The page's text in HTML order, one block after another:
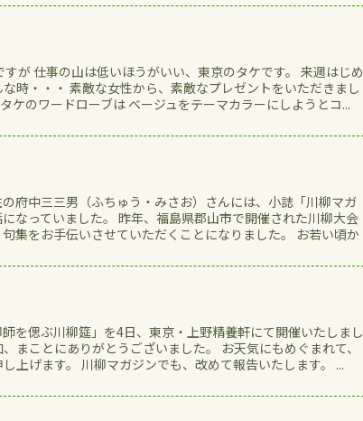
が 仕事の山は低いほうがいい、東京のタケです。 来週はじめ
時・・・ 素敵な女性から、素敵なプレゼントをいただきまし
のワードローブは ベージュをテーマカラーにしようとコ...
府中三三男（ふちゅう・みさお）さんには、小誌「川柳マガ
なっていました。 昨年、福島県郡山市で開催された川柳大会
集をお手伝いさせていただくことになりました。 お若い頃か
を偲ぶ川柳筵」を4日、東京・上野精養軒にて開催いたしまし
まことにありがとうございました。 お天気にもめぐまれて、
上げます。 川柳マガジンでも、改めて報告いたします。 ...